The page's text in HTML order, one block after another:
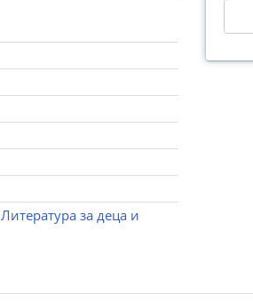
Литература за деца и